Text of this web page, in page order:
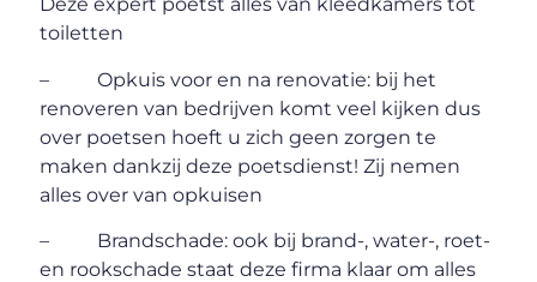
toiletten
– Opkuis voor en na renovatie: bij het
renoveren van bedrijven komt veel kijken dus
over poetsen hoeft u zich geen zorgen te
maken dankzij deze poetsdienst! Zij nemen
alles over van opkuisen
– Brandschade: ook bij brand-, water-, roet-
en rookschade staat deze firma klaar om alles